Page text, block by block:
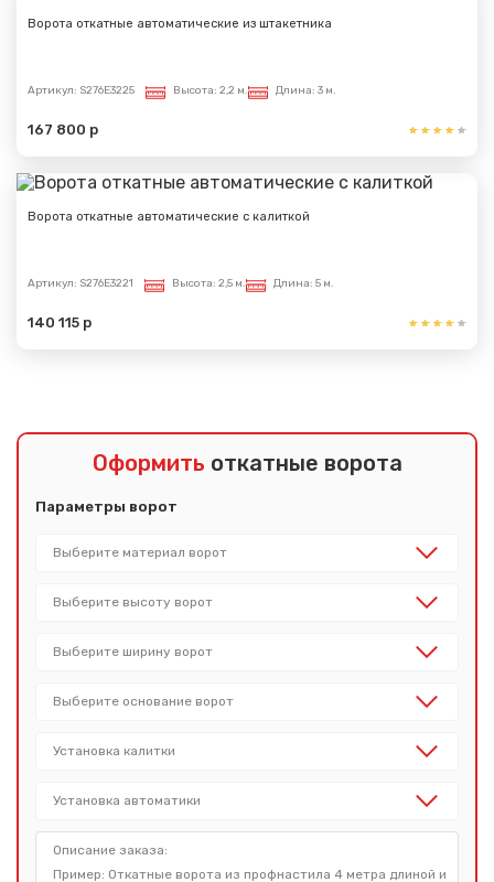
Ворота откатные автоматические из штакетника
Артикул: S276E3225 Высота: 2,2 м. Длина: 3 м.
167 800 р
Ворота откатные автоматические с калиткой
Артикул: S276E3221 Высота: 2,5 м. Длина: 5 м.
140 115 р
Оформить откатные ворота
Параметры ворот